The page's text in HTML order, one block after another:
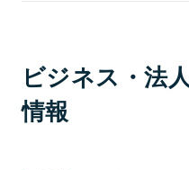
ビジネス・法
情報